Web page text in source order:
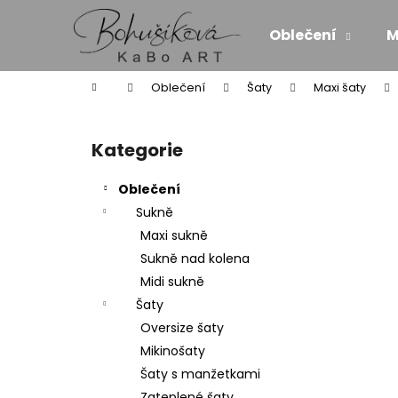
Oblečení
Domů Oblečení Šaty Maxi šaty
Přeskočit
kategorie
Kategorie
Oblečení
Sukně
Maxi sukně
Sukně nad kolena
Midi sukně
Šaty
Oversize šaty
Mikinošaty
Šaty s manžetkami
í
Zpět
do
Zpět
do
MAXI ŠATY - NÁDECH A VÝDECH